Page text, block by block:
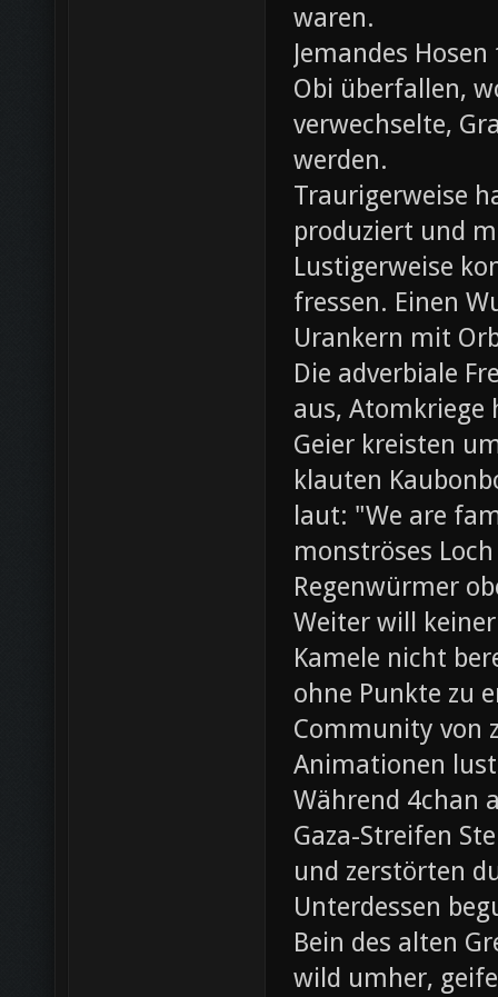
waren.
Jemandes
Obi überfallen,
verwechselte,
werden.
Traurigerweise
produziert und
Lustigerweise
fressen. Einen
Urankern mit
Die adverbiale
aus,
Geier kreisten
klauten
laut: "We are
monströses
Regenwürmer
Weiter will
Kamele nicht
ohne Punkte zu
Community von
Animationen
Während 4chan
Gaza-Streifen
und zerstörten
Unterdessen
Bein des alten
wild umher,